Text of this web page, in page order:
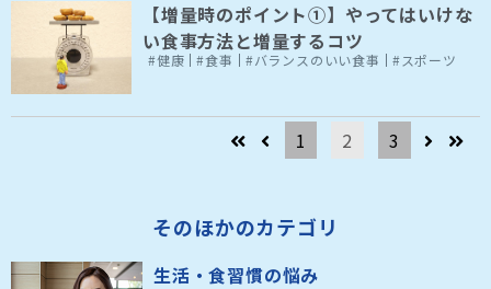
【増量時のポイント①】やってはいけな
い食事方法と増量するコツ
#健康 #食事 #バランスのいい食事 #スポーツ
1 2 3
そのほかのカテゴリ
生活・食習慣の悩み